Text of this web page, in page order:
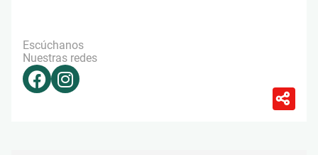
Escúchanos
Nuestras redes